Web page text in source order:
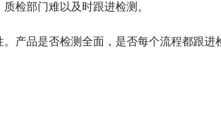
检部门难以及时跟进检测。
产品是否检测全面，是否每个流程都跟进